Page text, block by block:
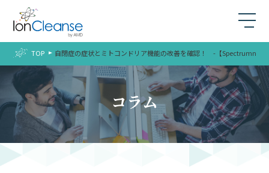
TOP 自閉症の症状とミトコンドリア機能の改善を確認！ -【
コラム